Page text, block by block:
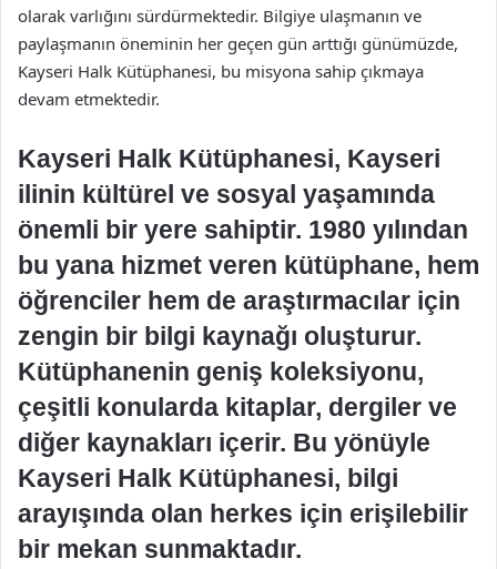
olarak varlığını sürdürmektedir. Bilgiye ulaşmanın ve
paylaşmanın öneminin her geçen gün arttığı günümüzde,
Kayseri Halk Kütüphanesi, bu misyona sahip çıkmaya
devam etmektedir.
Kayseri Halk Kütüphanesi, Kayseri
ilinin kültürel ve sosyal yaşamında
önemli bir yere sahiptir. 1980 yılından
bu yana hizmet veren kütüphane, hem
öğrenciler hem de araştırmacılar için
zengin bir bilgi kaynağı oluşturur.
Kütüphanenin geniş koleksiyonu,
çeşitli konularda kitaplar, dergiler ve
diğer kaynakları içerir. Bu yönüyle
Kayseri Halk Kütüphanesi, bilgi
arayışında olan herkes için erişilebilir
bir mekan sunmaktadır.